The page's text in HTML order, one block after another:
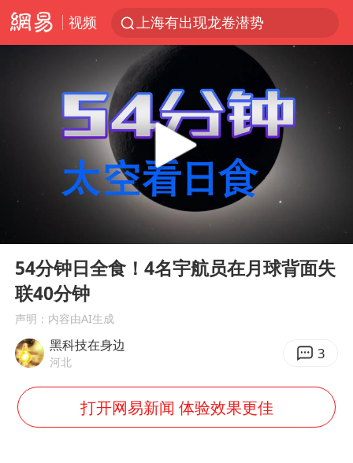
视频
上海有出现龙卷潜势
今日15时起福州地铁高架区段停运
白海豚将给京津冀带来大暴雨
《披荆斩棘》阵容官宣
2025年小学教师减少13.19万
《龙餐馆》 冲奖
Play
54分钟日全食！4名宇航员在月球背面失
联40分钟
声明：内容由AI生成
黑科技在身边
河北 3
打开网易新闻 体验效果更佳